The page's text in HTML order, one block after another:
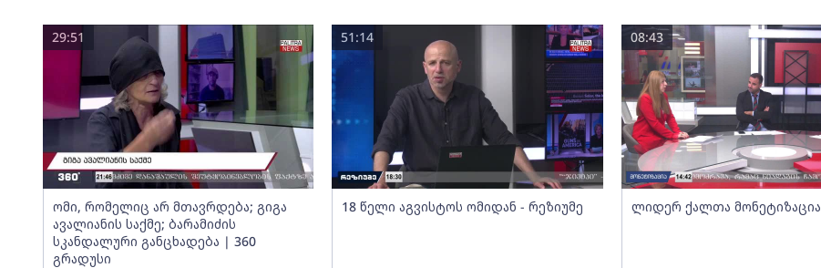
ომი, რომელიც არ მთავრდება; გიგა
ავალიანის საქმე; ბარამიძის
სკანდალური განცხადება | 360
გრადუსი
29:51
18 წელი აგვისტოს ომიდან - რეზიუმე
51:14
ლიდერ ქალთა მონეტიზაცია
08:43